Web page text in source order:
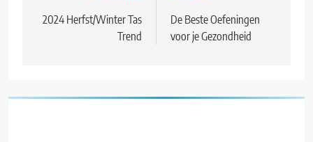
navigatie
2024 Herfst/Winter Tas
Trend
De Beste Oefeningen
voor je Gezondheid